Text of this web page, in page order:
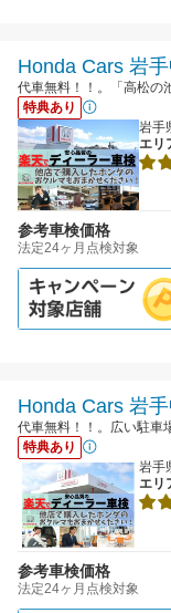
Honda Cars 岩
代車無料！！。「高松の
特典あり
岩手
エリ
参考車検価格
法定24ヶ月点検対象
Honda Cars 岩
代車無料！！。広い駐車
特典あり
岩手
エリ
参考車検価格
法定24ヶ月点検対象